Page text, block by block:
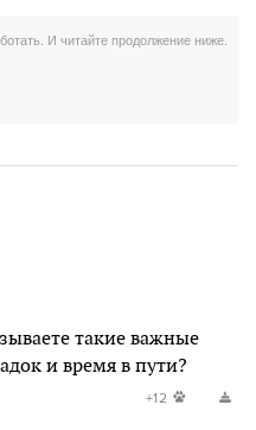
такие важные
и время в пути?
+12